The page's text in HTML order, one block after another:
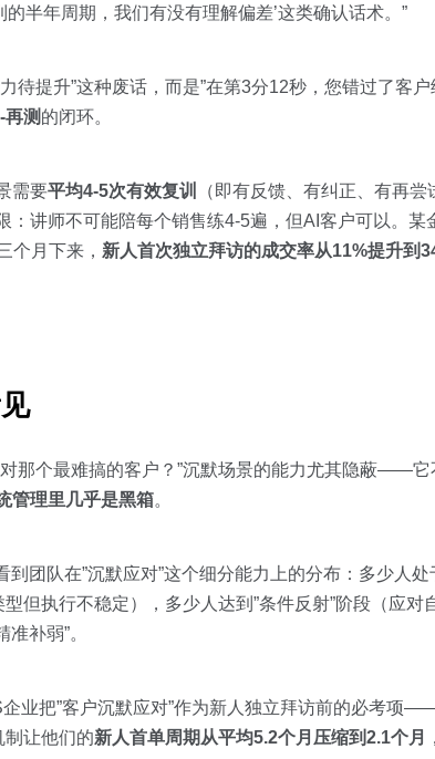
半年周期，我们有没有理解偏差’这类确认话术。”
待提升”这种废话，而是”在第3分12秒，您错过了客户
测 的闭环。
需要平均4-5次有效复训
（即有反馈、有纠正、有再
讲师不可能陪每个销售练4-5遍，但AI客户可以。某
个月下来， 新人首次独立拜访的成交率从11%提升到
那个最难搞的客户？”沉默场景的能力尤其隐蔽——
管理里几乎是黑箱。
团队在”沉默应对”这个细分能力上的分布：多少人处
但执行不稳定），多少人达到”条件反射”阶段（应对
补弱”。
业把”客户沉默应对”作为新人独立拜访前的必考项
制让他们的新人首单周期从平均5.2个月压缩到2.1个月